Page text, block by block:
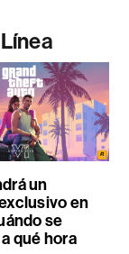
un
en
se
qué hora